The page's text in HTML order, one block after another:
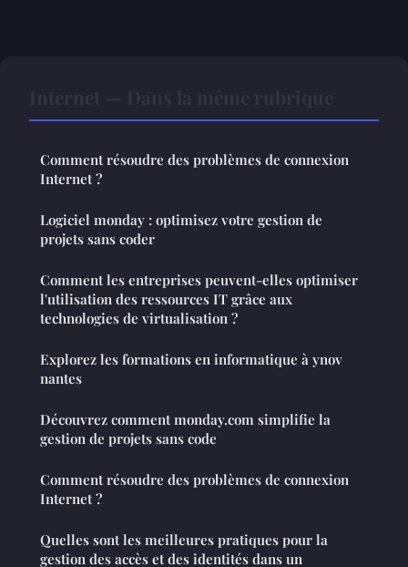
Comment résoudre des problèmes de connexion
Internet ?
Logiciel monday : optimisez votre gestion de
projets sans coder
Comment les entreprises peuvent-elles optimiser
l'utilisation des ressources IT grâce aux
technologies de virtualisation ?
Explorez les formations en informatique à ynov
nantes
Découvrez comment monday.com simplifie la
gestion de projets sans code
Comment résoudre des problèmes de connexion
Internet ?
Quelles sont les meilleures pratiques pour la
gestion des accès et des identités dans un